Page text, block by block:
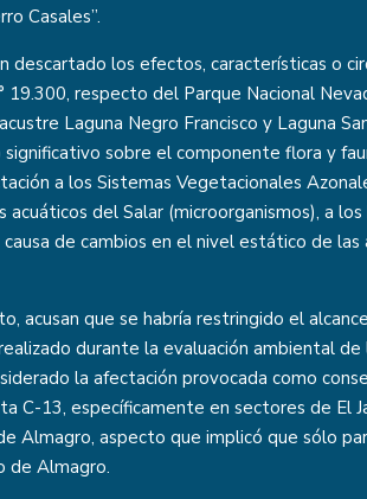
Casales”.
descartado los efectos, características o
respecto del Parque Nacional
Laguna Negro Francisco y Laguna
sobre el componente flora y
a los Sistemas Vegetacionales
del Salar (microorganismos), a
de cambios en el nivel estático de las
acusan que se habría restringido el
durante la evaluación ambiental de
la afectación provocada como
C-13, específicamente en sectores de El
Almagro, aspecto que implicó que sólo
de Almagro.